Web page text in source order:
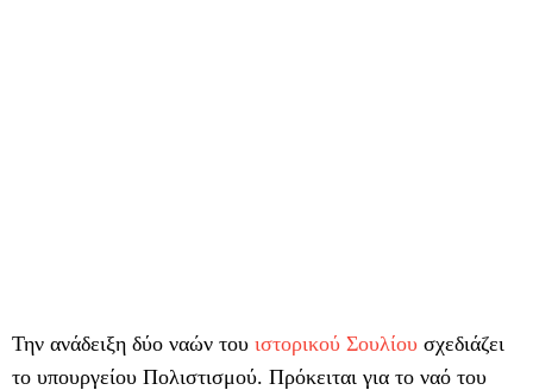
Την ανάδειξη δύο ναών του ιστορικού Σουλίου σχεδιάζει
το υπουργείου Πολιστισμού. Πρόκειται για το ναό του